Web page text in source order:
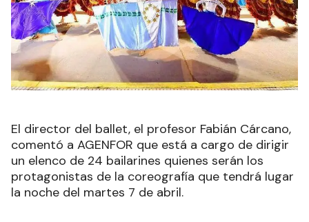
El director del ballet, el profesor Fabián Cárcano,
comentó a AGENFOR que está a cargo de dirigir
un elenco de 24 bailarines quienes serán los
protagonistas de la coreografía que tendrá lugar
la noche del martes 7 de abril.